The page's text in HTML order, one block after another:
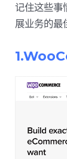
记住这些事
展业务的最